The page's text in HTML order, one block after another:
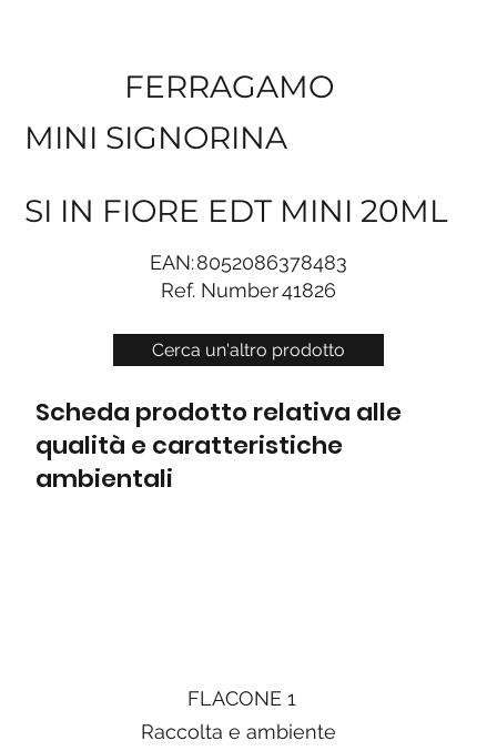
Cerca un'altro prodotto
FERRAGAMO
MINI SIGNORINA
SI IN FIORE EDT MINI 20ML
EAN:8052086378483
Ref. Number41826
Scheda prodotto relativa alle
qualità e caratteristiche
ambientali
FLACONE 1
Raccolta e ambiente